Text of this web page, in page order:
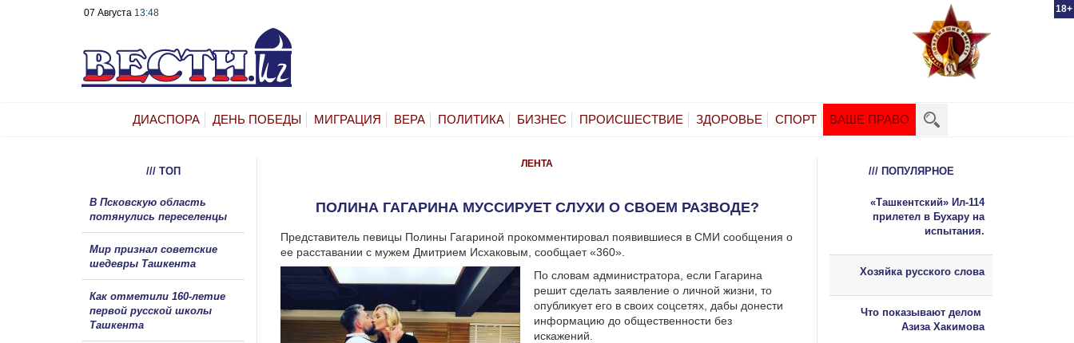
18+
07 Августа 13:48
ДИАСПОРА ДЕНЬ ПОБЕДЫ МИГРАЦИЯ ВЕРА ПОЛИТИКА БИЗНЕС ПРОИСШЕСТВИЕ ЗДОРОВЬЕ СПОРТ ВАШЕ ПРАВО
ЛЕНТА
ПОЛИНА ГАГАРИНА МУССИРУЕТ СЛУХИ О СВОЕМ РАЗВОДЕ?
Представитель певицы Полины Гагариной прокомментировал появившиеся в СМИ сообщения о
ее расставании с мужем Дмитрием Исхаковым, сообщает «360».
По словам администратора, если Гагарина
решит сделать заявление о личной жизни, то
опубликует его в своих соцсетях, дабы донести
информацию до общественности без
искажений.
/// ТОП
В Псковскую область
потянулись переселенцы
Мир признал советские
шедевры Ташкента
Как отметили 160-летие
первой русской школы
Ташкента
/// ПОПУЛЯРНОЕ
«Ташкентский» Ил-114
прилетел в Бухару на
испытания.
Хозяйка русского слова
Что показывают делом
Азиза Хакимова